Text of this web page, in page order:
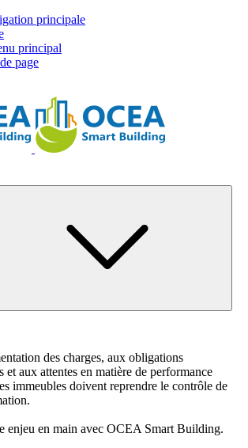
principale
principal
page
des charges, aux obligations
et aux attentes en matière de performance
immeubles doivent reprendre le contrôle de
enjeu en main avec OCEA Smart Building.